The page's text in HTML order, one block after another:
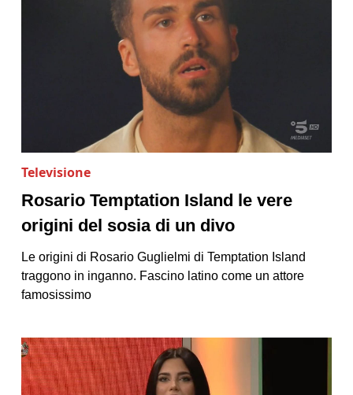
Televisione
Rosario Temptation Island le vere
origini del sosia di un divo
Le origini di Rosario Guglielmi di Temptation Island
traggono in inganno. Fascino latino come un attore
famosissimo